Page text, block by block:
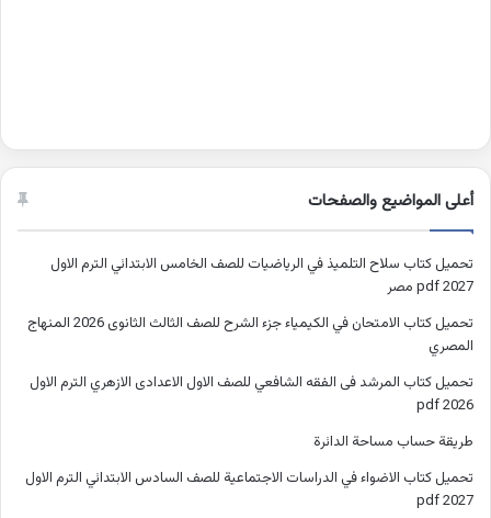
أعلى المواضيع والصفحات
تحميل كتاب سلاح التلميذ في الرياضيات للصف الخامس الابتدائي الترم الاول
2027 pdf مصر
تحميل كتاب الامتحان في الكيمياء جزء الشرح للصف الثالث الثانوى 2026 المنهاج
المصري
تحميل كتاب المرشد فى الفقه الشافعي للصف الاول الاعدادى الازهري الترم الاول
2026 pdf
طريقة حساب مساحة الدائرة
تحميل كتاب الاضواء في الدراسات الاجتماعية للصف السادس الابتدائي الترم الاول
2027 pdf